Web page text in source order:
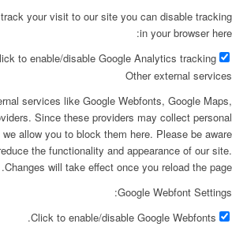
your visit to our site you can disable tracking
in your browser here:
to enable/disable Google Analytics tracking.
Other external services
services like Google Webfonts, Google Maps,
Since these providers may collect personal
allow you to block them here. Please be aware
the functionality and appearance of our site.
Changes will take effect once you reload the page.
Google Webfont Settings:
Click to enable/disable Google Webfonts.